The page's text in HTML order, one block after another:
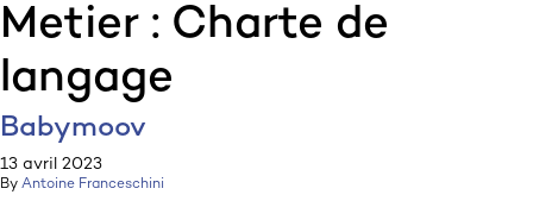
:pulp
Metier : Charte de
langage
Babymoov
13 avril 2023
By Antoine Franceschini